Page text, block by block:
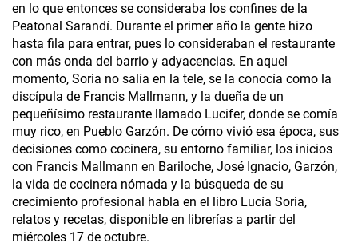
en lo que entonces se consideraba los confines de la
Peatonal Sarandí. Durante el primer año la gente hizo
hasta fila para entrar, pues lo consideraban el restaurante
con más onda del barrio y adyacencias. En aquel
momento, Soria no salía en la tele, se la conocía como la
discípula de Francis Mallmann, y la dueña de un
pequeñísimo restaurante llamado Lucifer, donde se comía
muy rico, en Pueblo Garzón. De cómo vivió esa época, sus
decisiones como cocinera, su entorno familiar, los inicios
con Francis Mallmann en Bariloche, José Ignacio, Garzón,
la vida de cocinera nómada y la búsqueda de su
crecimiento profesional habla en el libro Lucía Soria,
relatos y recetas, disponible en librerías a partir del
miércoles 17 de octubre.